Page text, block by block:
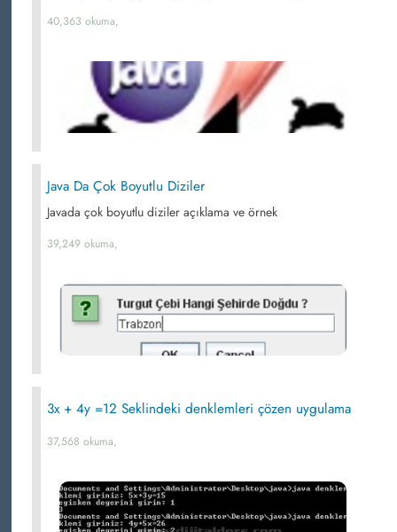
40,363 okuma,
Java Da Çok Boyutlu Diziler
Javada çok boyutlu diziler açıklama ve örnek
39,249 okuma,
3x + 4y =12 Seklindeki denklemleri çözen uygulama
37,568 okuma,